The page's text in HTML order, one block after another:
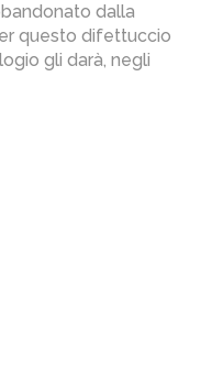
dalla
questo difettuccio
gli darà, negli